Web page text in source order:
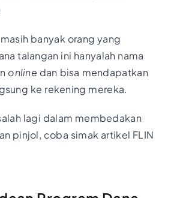
banyak orang yang
talangan ini hanyalah nama
online dan bisa mendapatkan
ke rekening mereka.
lagi dalam membedakan
pinjol, coba simak artikel FLIN